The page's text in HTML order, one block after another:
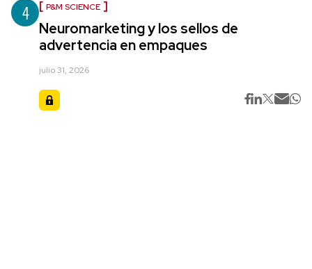
4 P&M SCIENCE
Neuromarketing y los sellos de
advertencia en empaques
julio 31, 2026